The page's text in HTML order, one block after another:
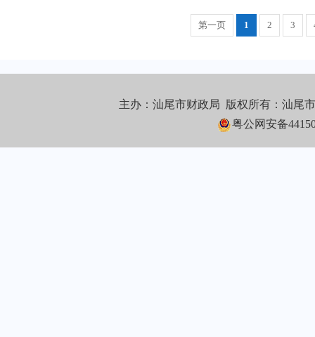
第一页 1 2 3
主办：汕尾市财政局 版权所有：汕尾
粤公网安备